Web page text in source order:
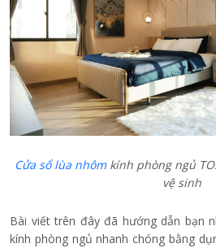
Cửa sổ lùa nhômkính phòng ngủ
vệ sinh
Bài viết trên đây đã hướng dẫn bạn
kính phòng ngủ nhanh chóng bằng